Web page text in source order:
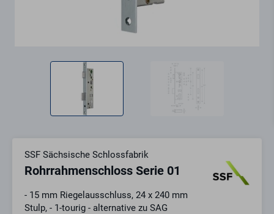
SSF Sächsische Schlossfabrik
Rohrrahmenschloss Serie 01
- 15 mm Riegelausschluss, 24 x 240 mm
Stulp, - 1-tourig - alternative zu SAG